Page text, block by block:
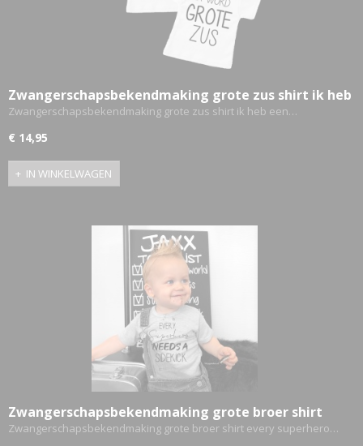
Zwangerschapsbekendmaking grote zus shirt ik heb
een geheimpje ik word grote zus
Zwangerschapsbekendmaking grote zus shirt ik heb een…
€ 14,95
IN WINKELWAGEN
Zwangerschapsbekendmaking grote broer shirt
every superhero needs a sidekick met
Zwangerschapsbekendmaking grote broer shirt every superhero…